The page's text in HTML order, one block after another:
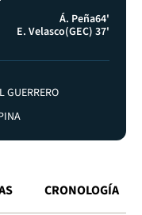
Á. Peña64'
E. Velasco(GEC) 37'
GUERRERO
CRONOLOGÍA